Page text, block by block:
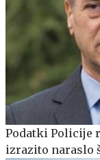
Podatki Policije
izrazito naraslo